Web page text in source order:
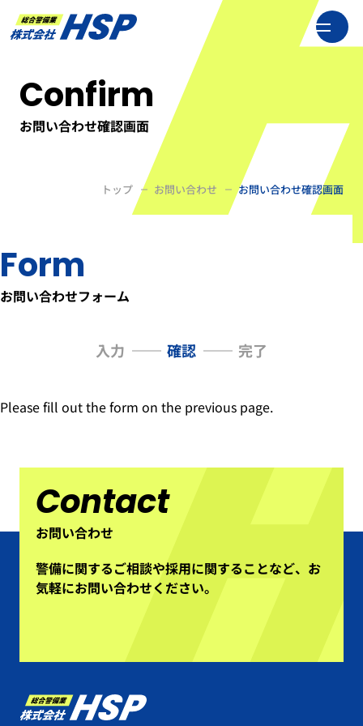
総合警備業 株式会社HSP
Confirm
お問い合わせ確認画面
トップ お問い合わせ お問い合わせ確認画面
Form
お問い合わせフォーム
入力 確認 完了
Please fill out the form on the previous page.
Contact
お問い合わせ
警備に関するご相談や採用に関することなど、 お
気軽にお問い合わせください。
総合警備業 株式会社HSP